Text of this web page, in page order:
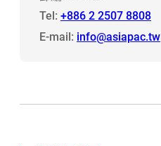
Tel: +886 2 2507 8808
E-mail: info@asiapac.tw